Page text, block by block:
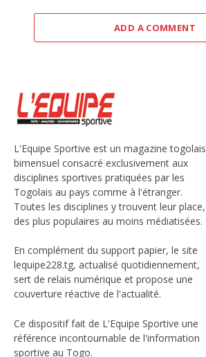
ADD A COMMENT
L'Equipe Sportive est un magazine togolais
bimensuel consacré exclusivement aux
disciplines sportives pratiquées par les
Togolais au pays comme à l'étranger.
Toutes les disciplines y trouvent leur place,
des plus populaires au moins médiatisées.
En complément du support papier, le site
lequipe228.tg, actualisé quotidiennement,
sert de relais numérique et propose une
couverture réactive de l'actualité.
Ce dispositif fait de L'Equipe Sportive une
référence incontournable de l'information
sportive au Togo.